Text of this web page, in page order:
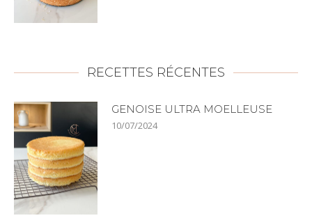
RECETTES RÉCENTES
GENOISE ULTRA MOELLEUSE
10/07/2024